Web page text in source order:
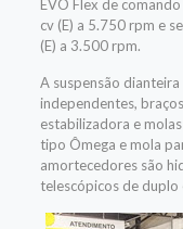
EVO Flex de
cv (E) a 5.750 rpm e
(E) a 3.500 rpm.
A suspensão
independentes,
estabilizadora e
tipo Ômega e mola
amortecedores são
telescópicos de duplo